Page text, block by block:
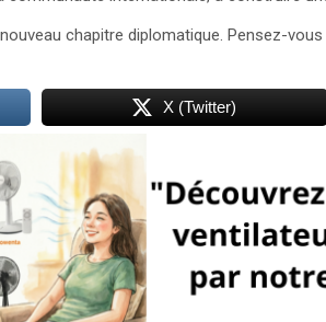
chapitre diplomatique. Pensez-
X (Twitter)